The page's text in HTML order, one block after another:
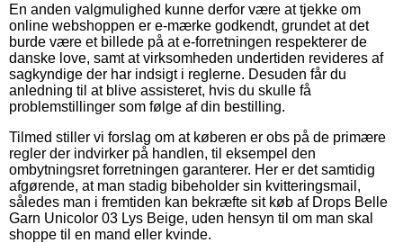
En anden valgmulighed kunne derfor være at tjekke om
online webshoppen er e-mærke godkendt, grundet at det
burde være et billede på at e-forretningen respekterer de
danske love, samt at virksomheden undertiden revideres af
sagkyndige der har indsigt i reglerne. Desuden får du
anledning til at blive assisteret, hvis du skulle få
problemstillinger som følge af din bestilling.
Tilmed stiller vi forslag om at køberen er obs på de primære
regler der indvirker på handlen, til eksempel den
ombytningsret forretningen garanterer. Her er det samtidig
afgørende, at man stadig bibeholder sin kvitteringsmail,
således man i fremtiden kan bekræfte sit køb af Drops Belle
Garn Unicolor 03 Lys Beige, uden hensyn til om man skal
shoppe til en mand eller kvinde.